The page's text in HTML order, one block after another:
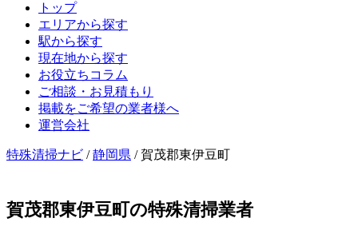
トップ
エリアから探す
駅から探す
現在地から探す
お役立ちコラム
ご相談・お見積もり
掲載をご希望の業者様へ
運営会社
特殊清掃ナビ /静岡県 / 賀茂郡東伊豆町
賀茂郡東伊豆町の特殊清掃業者